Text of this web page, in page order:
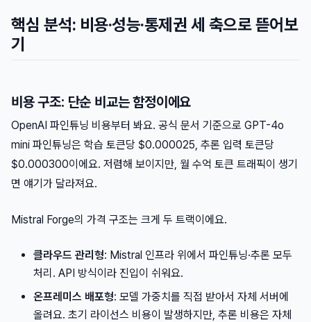
핵심 분석: 비용·성능·통제권 세 축으로 뜯어보
기
비용 구조: 단순 비교는 함정이에요
OpenAI 파인튜닝 비용부터 봐요. 공식 문서 기준으로 GPT-4o
mini 파인튜닝은 학습 토큰당 $0.000025, 추론 입력 토큰당
$0.000300이에요. 저렴해 보이지만, 월 수억 토큰 트래픽이 생기
면 얘기가 달라져요.
Mistral Forge의 가격 구조는 크게 두 트랙이에요.
클라우드 관리형: Mistral 인프라 위에서 파인튜닝·추론 모두
처리. API 방식이라 진입이 쉬워요.
온프레미스 배포형: 모델 가중치를 직접 받아서 자체 서버에
올려요. 초기 라이선스 비용이 발생하지만, 추론 비용은 자체